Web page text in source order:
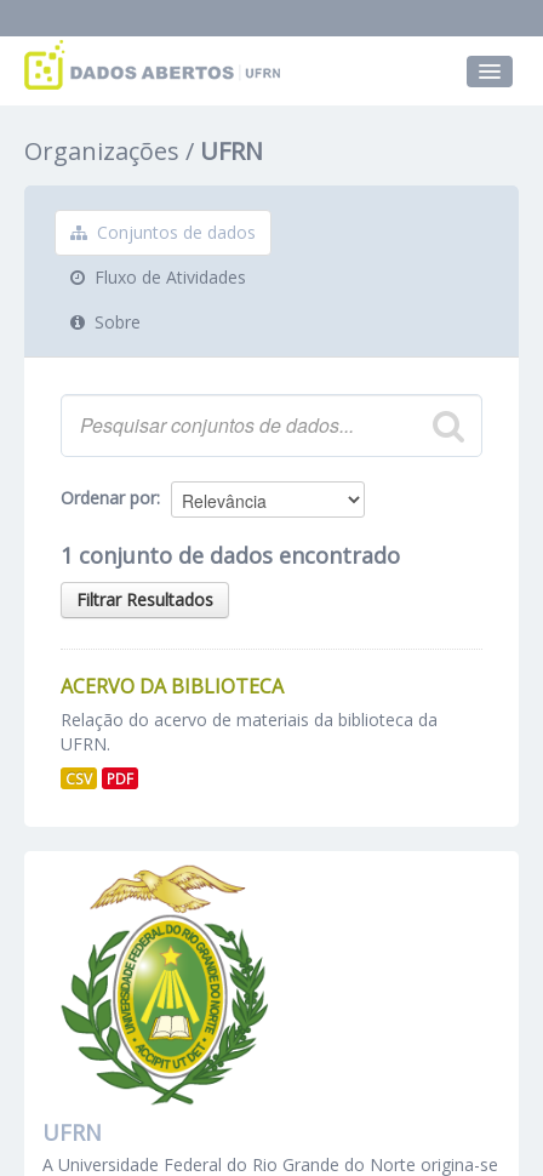
Grupos
Sobre
Organizações UFRN
Conjuntos de dados
Fluxo de Atividades
Sobre
Ordenar por
1 conjunto de dados encontrado
Filtrar Resultados
ACERVO DA BIBLIOTECA
Relação do acervo de materiais da biblioteca da
UFRN.
CSV PDF
UFRN
A Universidade Federal do Rio Grande do Norte origina-se